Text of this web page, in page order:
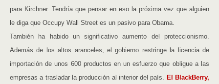
para Kirchner. Tendría que pensar en eso la próxima vez que alguien
le diga que Occupy Wall Street es un pasivo para Obama.
También ha habido un significativo aumento del proteccionismo.
Además de los altos aranceles, el gobierno restringe la licencia de
importación de unos 600 productos en un esfuerzo que obligue a las
empresas a trasladar la producción al interior del país. El BlackBerry,